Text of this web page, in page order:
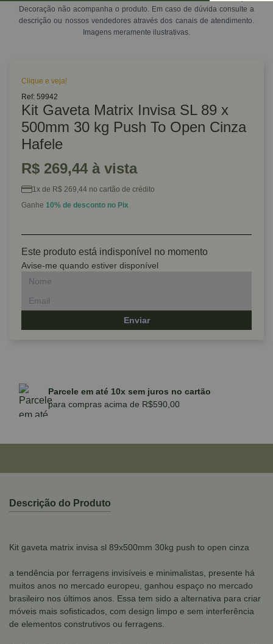
Decoração não acompanha o produto. Em caso de dúvida consulte a
descrição ou nossos vendedores através dos canais de atendimento.
Imagens meramente ilustrativas.
Clique e veja!
Ref: 59942
Kit Gaveta Matrix Invisa SL 89 x
500mm 30 kg Push To Open Cinza
Hafele
R$ 269,44 à vista
1x de R$ 269,44 no cartão de crédito
Ganhe 10% de desconto no Pix
Este produto está indisponível no momento
Avise-me quando estiver disponível
Enviar
Parcele em até 10x sem juros no cartão
para compras acima de R$590,00
Descrição do Produto
Kit gaveta matrix invisa sl 89x500mm 30kg push to open cinza
a tendência por ferragens invisíveis e minimalistas, presente há
muitos anos no mercado europeu, ganhou espaço no mercado
brasileiro nos últimos anos. Essa tem sido a alternativa para criar
móveis mais sofisticados, com design limpo e sem interferência
de elementos construtivos ou ferragens.